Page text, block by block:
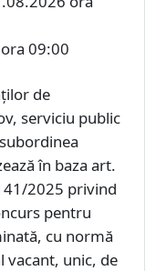
09:00
de
serviciu public
în baza art.
2025 privind
pentru
cu normă
vacant, unic, de